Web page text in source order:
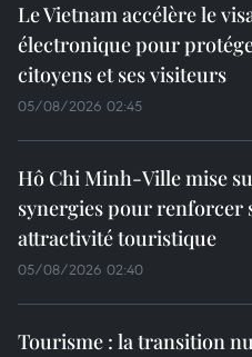
Le Vietnam accélère le
électronique pour
citoyens et ses visiteurs
05/08/2026 02:45
Hô Chi Minh-Ville mise
synergies pour renforcer
attractivité touristique
05/08/2026 02:40
Tourisme : la transition